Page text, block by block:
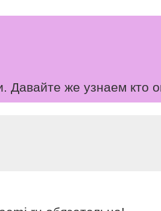
Давайте же узнаем кто